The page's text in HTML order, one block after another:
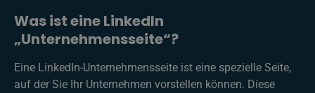
Was ist eine LinkedIn
„Unternehmensseite“?
Eine LinkedIn-Unternehmensseite ist eine spezielle Seite,
auf der Sie Ihr Unternehmen vorstellen können. Diese